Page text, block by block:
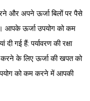
और अपने ऊर्जा बिलों पर पैसे
आपके ऊर्जा उपयोग को कम
गई हैं: पर्यावरण की रक्षा
के लिए ऊर्जा की खपत को
को कम करने में आपकी